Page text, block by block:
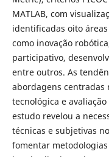
MATLAB, com
identificadas oito
como inovação
participativo,
entre outros. As
abordagens centradas
tecnológica e
estudo revelou a
técnicas e subjetivas
fomentar